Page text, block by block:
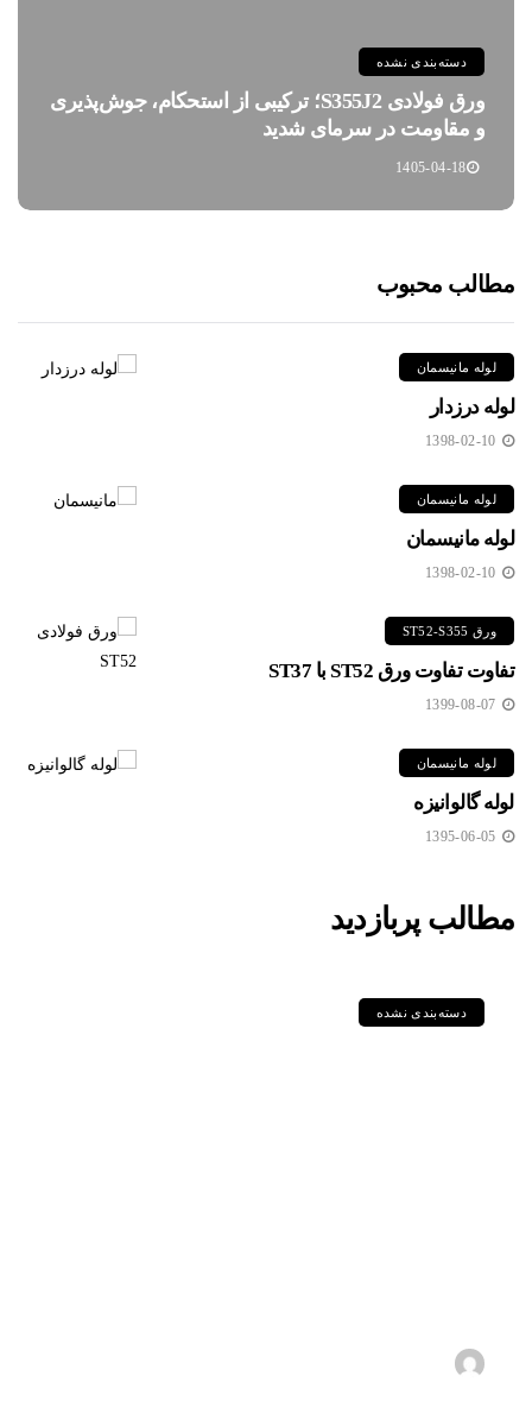
دسته‌بندی نشده
ورق فولادی S355J2؛ ترکیبی از استحکام، جوش‌پذیری
و مقاومت در سرمای شدید
1405-04-18
مطالب محبوب
لوله مانیسمان
لوله درزدار
1398-02-10
لوله مانیسمان
لوله مانیسمان
1398-02-10
ورق ST52-S355
تفاوت تفاوت ورق ST52 با ST37
1399-08-07
لوله مانیسمان
لوله گالوانیزه
1395-06-05
مطالب پربازدید
دسته‌بندی نشده